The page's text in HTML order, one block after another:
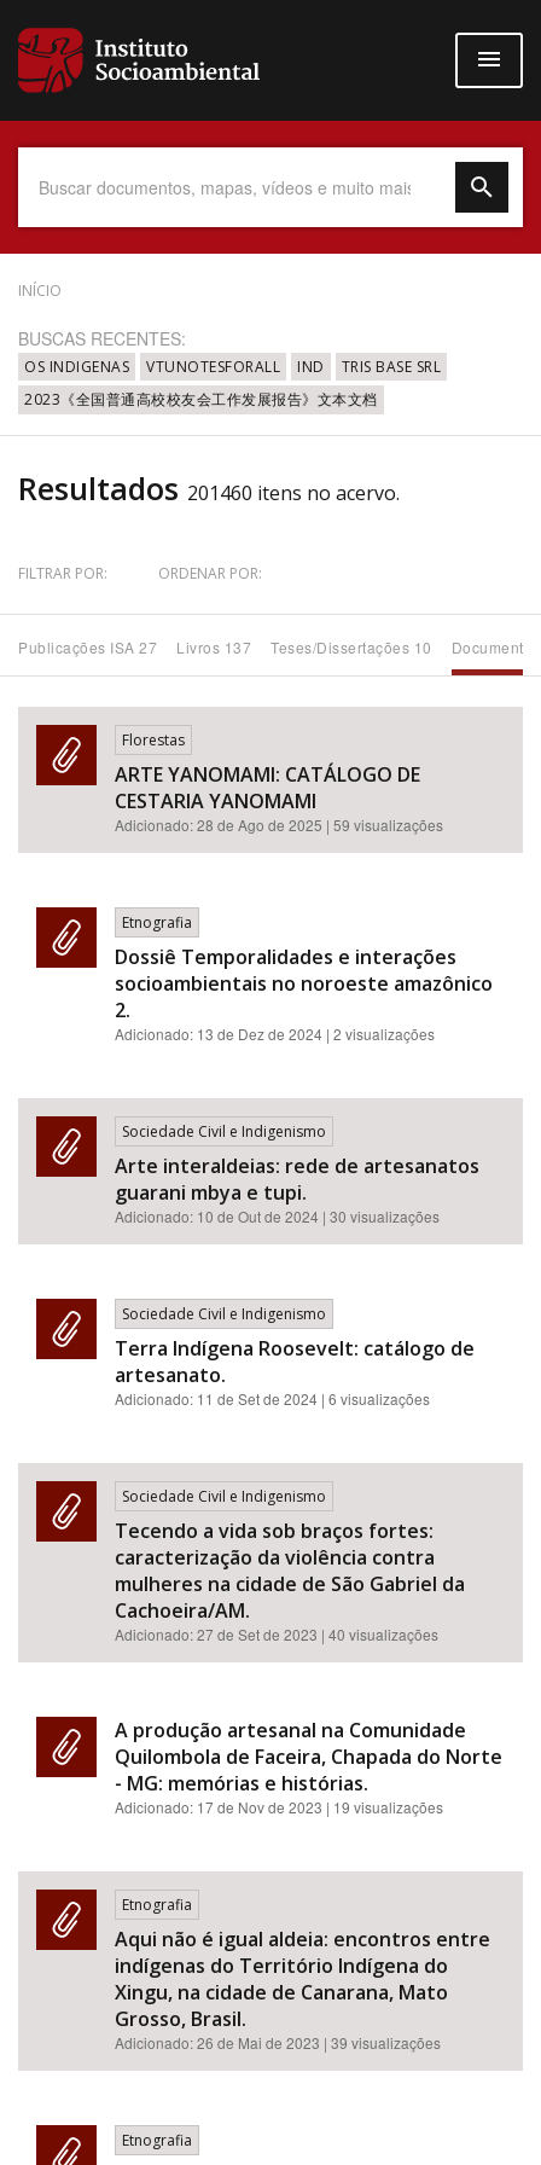
para
conteúdo
Data do Documento
Até
Tema
Subtema
Área de Levantamento
Área Protegida
INÍCIO
BUSCAS RECENTES:
OS INDIGENAS VTUNOTESFORALL IND
TRIS BASE SRL
2023《全国普通高校校友会工作发展报告》文本文档
Resultados 201460 itens no acervo.
FILTRAR POR: ORDENAR POR:
Publicações ISA 27 Livros 137 Teses/Dissertações 10
Florestas
ARTE YANOMAMI: CATÁLOGO DE
CESTARIA YANOMAMI
Adicionado:28 de Ago de 2025 | 59 visualizações
Etnografia
Dossiê Temporalidades e interações
socioambientais no noroeste amazônico
2.
Adicionado: 13 de Dez de 2024 | 2 visualizações
Sociedade Civil e Indigenismo
Arte interaldeias: rede de artesanatos
guarani mbya e tupi.
Adicionado: 10 de Out de 2024 | 30 visualizações
Sociedade Civil e Indigenismo
Terra Indígena Roosevelt: catálogo de
artesanato.
Adicionado: 11 de Set de 2024 | 6 visualizações
Sociedade Civil e Indigenismo
Tecendo a vida sob braços fortes:
caracterização da violência contra
mulheres na cidade de São Gabriel da
Cachoeira/AM.
Adicionado:27 de Set de 2023 | 40 visualizações
A produção artesanal na Comunidade
Quilombola de Faceira, Chapada do Norte
- MG: memórias e histórias.
Adicionado: 17 de Nov de 2023 | 19 visualizações
Etnografia
Aqui não é igual aldeia: encontros entre
indígenas do Território Indígena do
Xingu, na cidade de Canarana, Mato
Grosso, Brasil.
Adicionado:26 de Mai de 2023 | 39 visualizações
Etnografia